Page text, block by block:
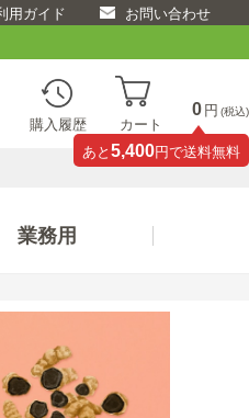
用ガイド お問い合わせ
購入履歴 カート
0 円 (税込)
あと 5,400円で送料無料
業務用